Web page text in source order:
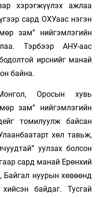
хэрэгжүүлэх ажлаа
сард ОХУаас нэгэн
зам” нийгэмлэгийн
Тэрбээр АНУ-аас
ирснийг манай
байна.
Оросын хувь
зам” нийгэмлэгийн
томилуулж байсан
хөл тавьж,
уулзах болсон
сард манай Ерөнхий
нуурын хөвөөнд
байдаг. Тусгай